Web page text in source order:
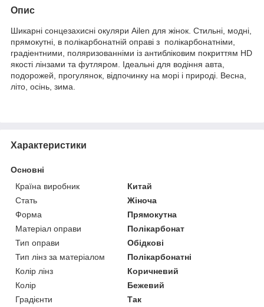
Опис
Шикарні сонцезахисні окуляри Ailen для жінок. Стильні, модні,
прямокутні, в полікарбонатній оправі з полікарбонатніми,
градіентними, поляризованніми із антибліковим покриттям HD
якості лінзами та футляром. Ідеальні для водіння авта,
подорожей, прогулянок, відпочинку на морі і природі. Весна,
літо, осінь, зима.
Характеристики
Основні
Країна виробник
Китай
Стать
Жіноча
Форма
Прямокутна
Матеріал оправи
Полікарбонат
Тип оправи
Обідкові
Тип лінз за матеріалом
Полікарбонатні
Колір лінз
Коричневий
Колір
Бежевий
Градієнти
Так